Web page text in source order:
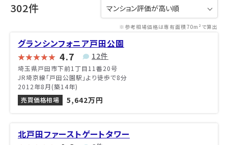
302件
※参考相場価格は専有面積70m²で算出
グランシンフォニア戸田公園
4.7 12件
埼玉県戸田市下前1丁目11番20号
JR埼京線「戸田公園駅」より徒歩で8分
2012年8月(築14年)
売買価格相場
5,642万円
北戸田ファーストゲートタワー